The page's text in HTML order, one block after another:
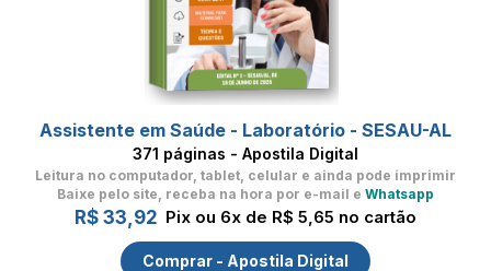
Assistente em Saúde - Laboratório - SESAU-AL
371 páginas - Apostila Digital
Leitura no computador, tablet, celular e ainda pode imprimir
Baixe pelo site, receba na hora por e-mail e Whatsapp
R$ 33,92 Pix ou 6x de R$ 5,65 no cartão
Comprar - Apostila Digital